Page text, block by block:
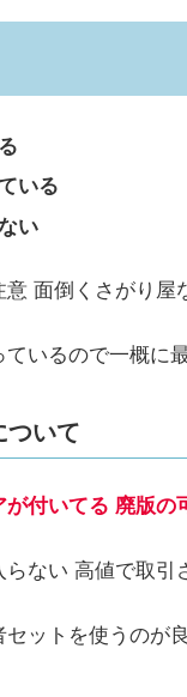
いる
い
面倒くさがり
ているので一概に
ついて
付いてる 廃版の
ない 高値で取引
ットを使うのが